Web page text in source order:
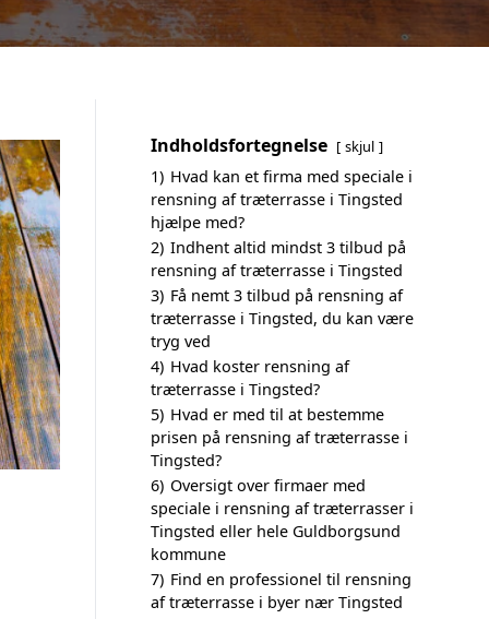
Indholdsfortegnelse skjul
1) Hvad kan et firma med speciale i
rensning af træterrasse i Tingsted
hjælpe med?
2) Indhent altid mindst 3 tilbud på
rensning af træterrasse i Tingsted
3) Få nemt 3 tilbud på rensning af
træterrasse i Tingsted, du kan være
tryg ved
4) Hvad koster rensning af
træterrasse i Tingsted?
5) Hvad er med til at bestemme
prisen på rensning af træterrasse i
Tingsted?
6) Oversigt over firmaer med
speciale i rensning af træterrasser i
Tingsted eller hele Guldborgsund
kommune
7) Find en professionel til rensning
af træterrasse i byer nær Tingsted